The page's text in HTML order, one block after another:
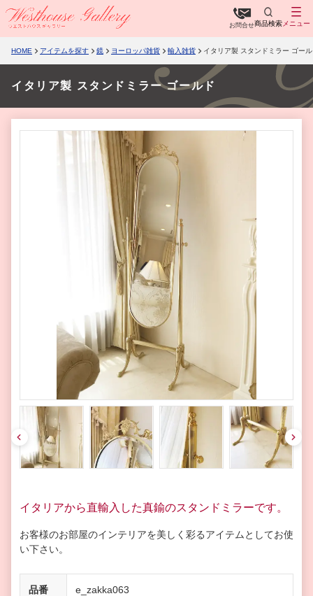
お問合せ商品検索 メニュー
HOME アイテムを探す 鏡 ヨーロッパ雑貨 輸入雑貨 イタリア製 スタンドミラー ゴー
イタリア製 スタンドミラー ゴールド
pre
v
nex
t
イタリアから直輸入した真鍮のスタンドミラーです。
お客様のお部屋のインテリアを美しく彩るアイテムとしてお使
い下さい。
品番 e_zakka063